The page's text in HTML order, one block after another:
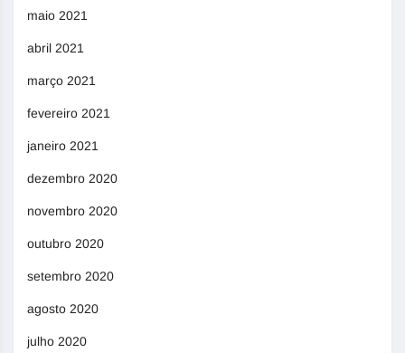
maio 2021
abril 2021
março 2021
fevereiro 2021
janeiro 2021
dezembro 2020
novembro 2020
outubro 2020
setembro 2020
agosto 2020
julho 2020